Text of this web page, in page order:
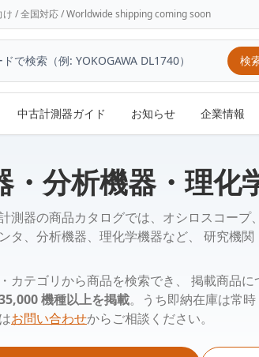
け / 全国対応 / Worldwide shipping coming soon
検
中古計測器ガイド お知らせ 企業情報
・分析機器・理化
測器の商品カタログでは、オシロスコープ
タ、分析機器、理化学機器など、 研究機
カテゴリから商品を検索でき、 掲載商品に
機種以上を掲載。うち即納在庫は常
お問い合わせからご相談ください。